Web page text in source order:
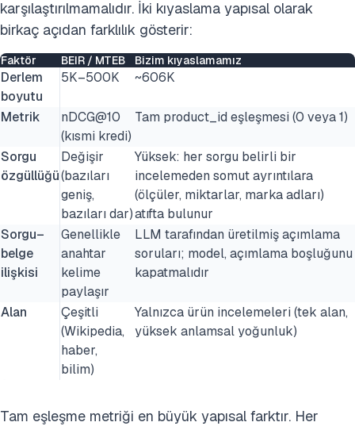
karşılaştırılmamalıdır. İki kıyaslama yapısal olarak
birkaç açıdan farklılık gösterir:
Faktör BEIR / MTEB Bizim kıyaslamamız
Derlem
boyutu
5K–500K ~606K
Metrik
nDCG@10
(kısmi kredi)
Tam product_id eşleşmesi (0 veya 1)
Sorgu
özgüllüğü
Değişir
(bazıları
geniş,
bazıları dar)
Yüksek: her sorgu belirli bir
incelemeden somut ayrıntılara
(ölçüler, miktarlar, marka adları)
atıfta bulunur
Sorgu–
belge
ilişkisi
Genellikle
anahtar
kelime
paylaşır
LLM tarafından üretilmiş açımlama
soruları; model, açımlama boşluğunu
kapatmalıdır
Alan
Çeşitli
(Wikipedia,
haber,
bilim)
Yalnızca ürün incelemeleri (tek alan,
yüksek anlamsal yoğunluk)
Tam eşleşme metriği en büyük yapısal farktır. Her